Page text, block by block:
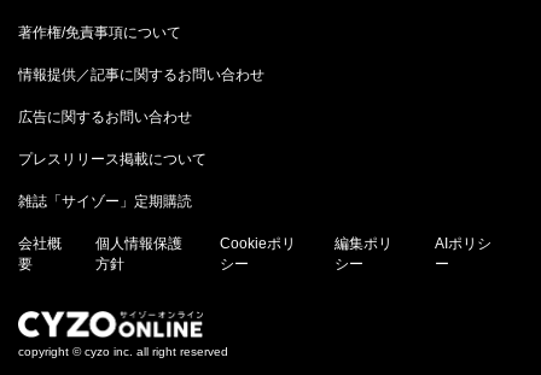
著作権/免責事項について
情報提供／記事に関するお問い合わせ
広告に関するお問い合わせ
プレスリリース掲載について
雑誌「サイゾー」定期購読
会社概
要
個人情報保護
方針
Cookieポリ
シー
編集ポリ
シー
AIポリシ
ー
copyright © cyzo inc. all right reserved